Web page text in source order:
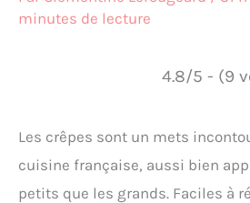
minutes de lecture
4.8/5 - (9
Les crêpes sont un mets
cuisine française, aussi bien
petits que les grands. Faciles à